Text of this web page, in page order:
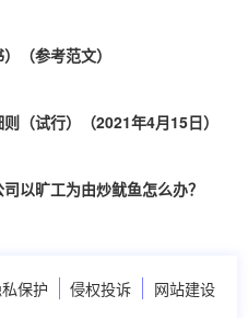
（参考范文）
（试行）（2021年4月15日）
以旷工为由炒鱿鱼怎么办？
保护 侵权投诉 网站建设